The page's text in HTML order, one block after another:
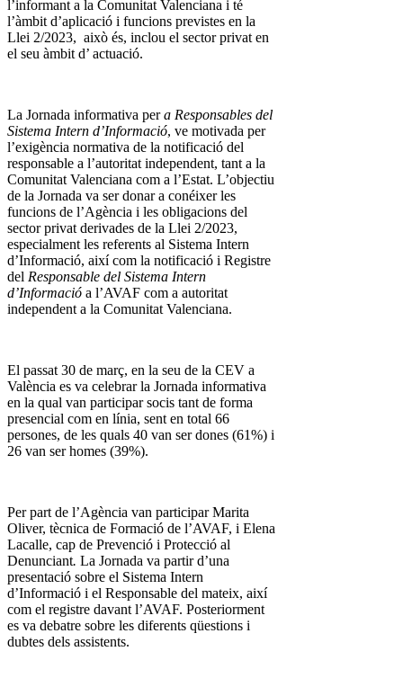
l’informant a la Comunitat Valenciana i té
l’àmbit d’aplicació i funcions previstes en la
Llei 2/2023, això és, inclou el sector privat en
el seu àmbit d’ actuació.
La Jornada informativa pera Responsables del
Sistema Intern d’Informació, ve motivada per
l’exigència normativa de la notificació del
responsable a l’autoritat independent, tant a la
Comunitat Valenciana com a l’Estat. L’objectiu
de la Jornada va ser donar a conéixer les
funcions de l’Agència i les obligacions del
sector privat derivades de la Llei 2/2023,
especialment les referents al Sistema Intern
d’Informació, així com la notificació i Registre
del Responsable del Sistema Intern
d’Informació a l’AVAF com a autoritat
independent a la Comunitat Valenciana.
El passat 30 de març, en la seu de la CEV a
València es va celebrar la Jornada informativa
en la qual van participar socis tant de forma
presencial com en línia, sent en total 66
persones, de les quals 40 van ser dones (61%) i
26 van ser homes (39%).
Per part de l’Agència van participar Marita
Oliver, tècnica de Formació de l’AVAF, i Elena
Lacalle, cap de Prevenció i Protecció al
Denunciant. La Jornada va partir d’una
presentació sobre el Sistema Intern
d’Informació i el Responsable del mateix, així
com el registre davant l’AVAF. Posteriorment
es va debatre sobre les diferents qüestions i
dubtes dels assistents.